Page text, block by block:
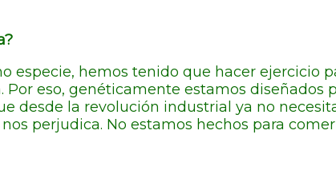
hemos tenido que hacer ejercicio
eso, genéticamente estamos diseñados
desde la revolución industrial ya no
perjudica. No estamos hechos para